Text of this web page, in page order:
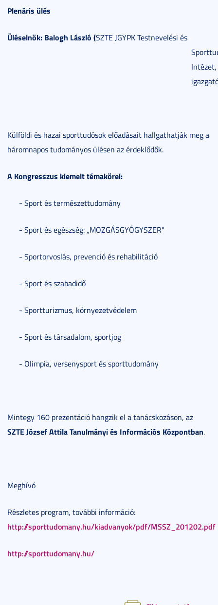
Plenáris ülés
Üléselnök: Balogh László (SZTE JGYPK Testnevelési és
Intézet,
Külföldi és hazai sporttudósok előadásait hallgathatják meg a
háromnapos tudományos ülésen az érdeklődők.
A Kongresszus kiemelt témakörei:
- Sport és természettudomány
- Sport és egészség: „MOZGÁSGYÓGYSZER"
- Sportorvoslás, prevenció és rehabilitáció
- Sport és szabadidő
- Sportturizmus, környezetvédelem
- Sport és társadalom, sportjog
- Olimpia, versenysport és sporttudomány
Mintegy 160 prezentáció hangzik el a tanácskozáson, az
SZTE József Attila Tanulmányi és Információs Központban.
Meghívó
Részletes program, további információ:
http://sporttudomany.hu/kiadvanyok/pdf/MSSZ_201202.pdf
http://sporttudomany.hu/